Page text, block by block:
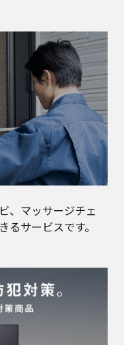
、マッサージチェ
サービスです。